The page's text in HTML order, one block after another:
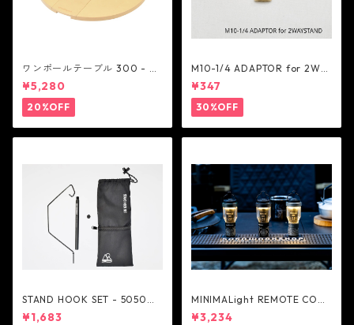
ワンポールテーブル 300 - be
lmont
¥5,280
20%OFF
M10-1/4 ADAPTOR for 2WA
Y STAND - 5050WORKSHOP
¥347
30%OFF
STAND HOOK SET - 5050W
ORKSHOP
¥1,683
MINIMALight REMOTE CONT
ROL 2.0 - 5050WORKSHOP
¥3,234